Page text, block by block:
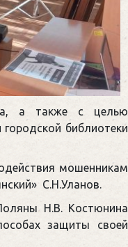
а также с целью
библиотеки
мошенникам
С.Н.Уланов.
Н.В. Костюнина
защиты своей